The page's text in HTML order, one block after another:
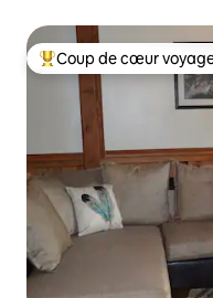
Coups de cœur
Coup de cœur